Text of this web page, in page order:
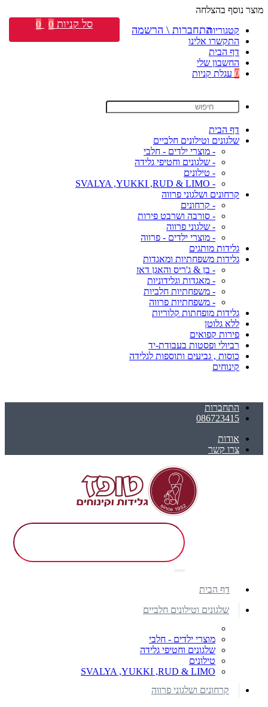
מוצר נוסף בהצלחה
קטגוריות
התקשרו אלינו
דף הבית
החשבון שלי
0 עגלת קניות
דף הבית
שלגונים וטילונים חלביים
- מוצרי ילדים - חלבי
- שלגונים וחטיפי גלידה
- טילונים
- SVALYA ,YUKKI ,RUD & LIMO
קרחונים ושלגוני פרווה
- קרחונים
- סורבה ושרבט פירות
- שלגוני פרווה
- מוצרי ילדים - פרווה
גלידות מותגים
גלידות משפחתיות ומאגדות
- בן & ג'ריס והאגן דאז
- מאגדות וגלידוניות
- משפחתיות חלביות
- משפחתיות פרווה
גלידות מופחתות קלוריות
ללא גלוטן
פירות קפואים
רביולי ופסטות בעבודת-יד
כוסות , גביעים ותוספות לגלידה
קינוחים
התחברות
086723415
אודות
צרו קשר
התחברות \ הרשמה סל קניות 0
0
דף הבית
שלגונים וטילונים חלביים
מוצרי ילדים - חלבי
שלגונים וחטיפי גלידה
טילונים
SVALYA ,YUKKI ,RUD & LIMO
קרחונים ושלגוני פרווה